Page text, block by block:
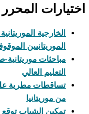
اختيارات المحرر
الخارجية
الموريتانيين
مباحثات
التعليم العالي
تساقطات مطرية
من موريتانيا
تمكين الشباب توقع